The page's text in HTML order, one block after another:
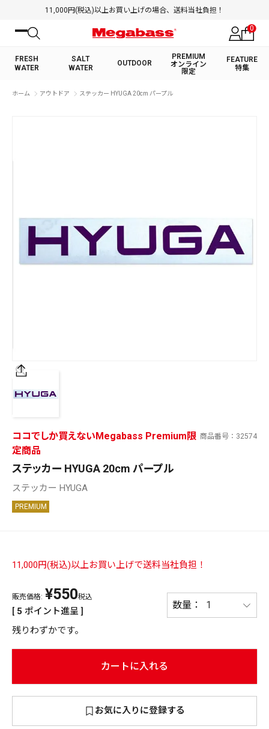
11,000円(税込)以上お買い上げの場合、送料当社負担！
0
FRESH
WATER
SALT
WATER
OUTDOOR
PREMIUM
オンライン
限定
FEATURE
特集
絞り込み検索
PREMIUM オンライン限定
価格
在庫
全て
ホーム アウトドア ステッカー HYUGA 20cm パープル
商品番号 32574
ココでしか買えないMegabass Premium限
定商品
ステッカー HYUGA 20cm パープル
ステッカー HYUGA
PREMIUM
11,000円(税込)以上お買い上げで送料当社負担！
販売価格: ¥550税込
[ 5 ポイント進呈 ]
残りわずかです。
カートに入れる
お気に入りに登録する